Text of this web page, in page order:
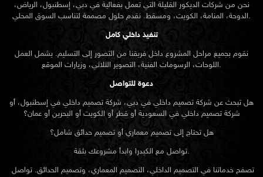
نحن من شركات الديكور القليلة التي تعمل بفعالية في دبي، إسطنبول، الرياض،
الدوحة، المنامة، الكويت، ومسقط. نقدم حلول مصممة لتناسب السوق المحلي.
تنفيذ داخلي كامل
نقوم بجميع مراحل المشروع داخل فريقنا من التصور إلى التسليم. يشمل العمل
اللوحات، الرسومات الفنية، التصوير الثلاثي، وزيارات الموقع.
دعوة للتواصل
هل تبحث عن شركة تصميم داخلي في دبي، شركة تصميم داخلي في إسطنبول، أو
شركة تصميم داخلي في السعودية أو قطر أو الكويت أو البحرين أو عمان؟
هل تحتاج إلى تصميم معماري أو تصميم حدائق شامل؟
تواصل مع الكيدرا وابدأ مشروعك بثقة.